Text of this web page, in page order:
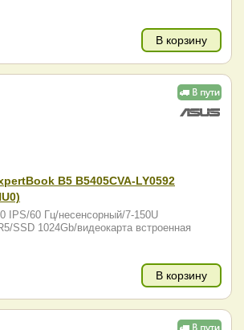
В корзину
B5 B5405CVA-LY0592
IPS/60 Гц/несенсорный/7-150U
SSD 1024Gb/видеокарта встроенная
В корзину